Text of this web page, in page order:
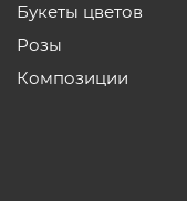
Букеты цветов
Розы
Композиции